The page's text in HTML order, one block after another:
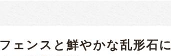
ェンスと鮮やかな乱形石に